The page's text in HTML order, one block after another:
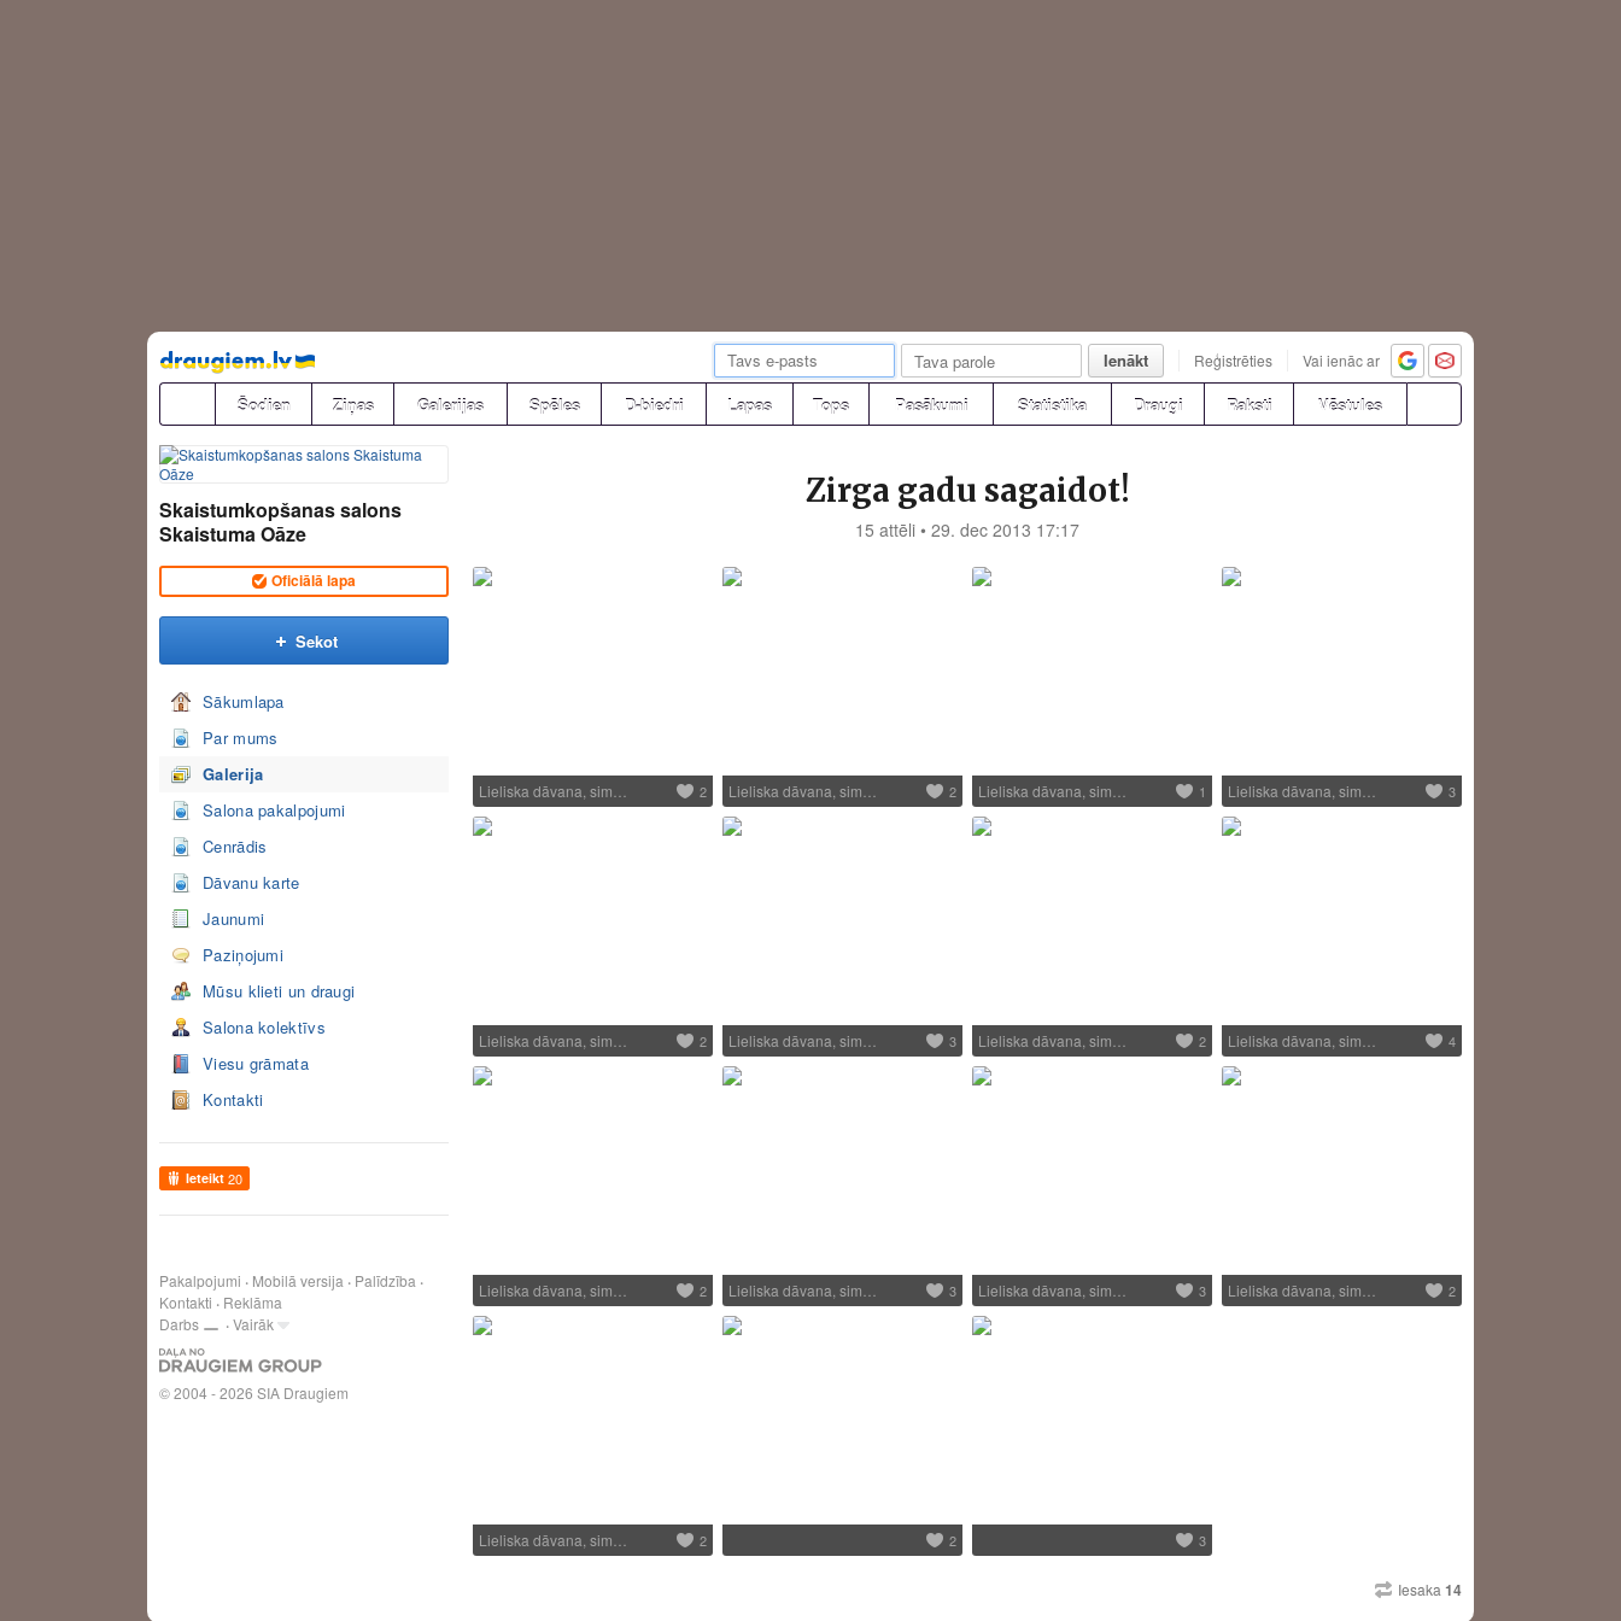
Pāriet
uz
saturu
Ienākt Reģistrēties Vai ienāc ar
Šodien Ziņas Galerijas Spēles D-biedri Lapas Tops Pasākumi Statistika Draugi Raksti Vēstules
Skaistumkopšanas salons
Skaistuma Oāze
Oficiālā lapa
Sekot
Sākumlapa
Par mums
Galerija
Salona pakalpojumi
Cenrādis
Dāvanu karte
Jaunumi
Paziņojumi
Mūsu klieti un draugi
Salona kolektīvs
Viesu grāmata
Kontakti
Ieteikt 20
Pakalpojumi Mobilā versija
Palīdzība
Kontakti
Reklāma
Darbs
Vairāk
© 2004 - 2026 SIA Draugiem
Zirga gadu sagaidot!
15 attēli • 29. dec 2013 17:17
Lieliska dāvana, sim… 2 Lieliska dāvana, sim… 2 Lieliska dāvana, sim… 1 Lieliska dāvana, sim… 3
Lieliska dāvana, sim… 2 Lieliska dāvana, sim… 3 Lieliska dāvana, sim… 2 Lieliska dāvana, sim… 4
Lieliska dāvana, sim… 2 Lieliska dāvana, sim… 3 Lieliska dāvana, sim… 3 Lieliska dāvana, sim… 2
Lieliska dāvana, sim… 2 2 3
Iesaka 14